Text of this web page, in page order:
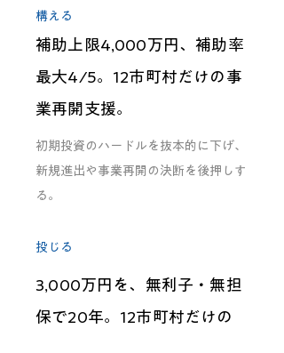
構える
補助上限4,000万円、補助率
最大4/5。12市町村だけの事
業再開支援。
初期投資のハードルを抜本的に下げ、
新規進出や事業再開の決断を後押しす
る。
投じる
3,000万円を、無利子・無担
保で20年。12市町村だけの